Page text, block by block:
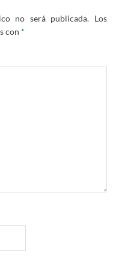
no será publicada. Los
con *